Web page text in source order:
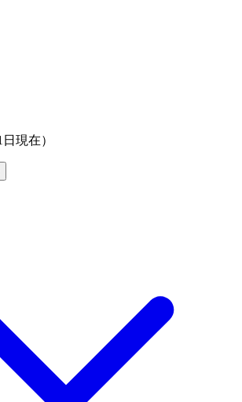
現在）